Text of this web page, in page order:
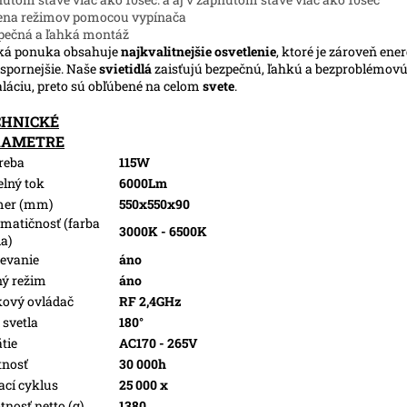
režimov pomocou vypínača
a ľahká montáž
ponuka obsahujenajkvalitnejšie osvetlenie, ktoré je zároveň
Našesvietidlázaisťujú bezpečnú, ľahkú a bezproblémovú
preto sú obľúbené na celom svete.
115W
tok
6000Lm
(mm)
550x550x90
(farba
3000K - 6500K
áno
režim
áno
ovládač
RF 2,4GHz
180°
AC170 - 265V
30 000h
cyklus
25 000 x